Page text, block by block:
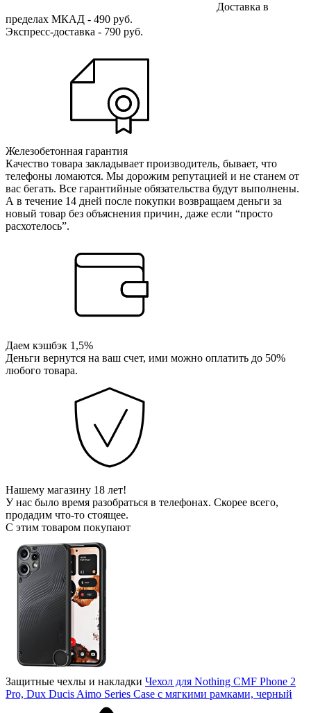
Доставка в
пределах МКАД - 490 руб.
Экспресс-доставка - 790 руб.
Железобетонная гарантия
Качество товара закладывает производитель, бывает, что
телефоны ломаются. Мы дорожим репутацией и не станем от
вас бегать. Все гарантийные обязательства будут выполнены.
А в течение 14 дней после покупки возвращаем деньги за
новый товар без объяснения причин, даже если “просто
расхотелось”.
Даем кэшбэк 1,5%
Деньги вернутся на ваш счет, ими можно оплатить до 50%
любого товара.
Нашему магазину 18 лет!
У нас было время разобраться в телефонах. Скорее всего,
продадим что-то стоящее.
С этим товаром покупают
Защитные чехлы и накладки Чехол для Nothing CMF Phone 2
Pro, Dux Ducis Aimo Series Case с мягкими рамками, черный